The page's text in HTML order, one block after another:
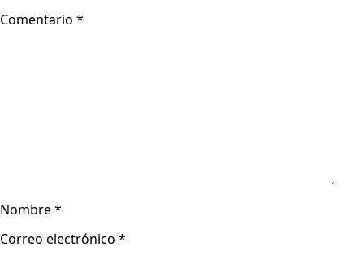
Comentario *
Nombre*
Correo electrónico *